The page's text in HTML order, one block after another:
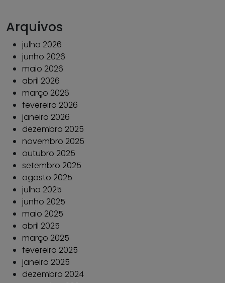
Arquivos
julho 2026
junho 2026
maio 2026
abril 2026
março 2026
fevereiro 2026
janeiro 2026
dezembro 2025
novembro 2025
outubro 2025
setembro 2025
agosto 2025
julho 2025
junho 2025
maio 2025
abril 2025
março 2025
fevereiro 2025
janeiro 2025
dezembro 2024